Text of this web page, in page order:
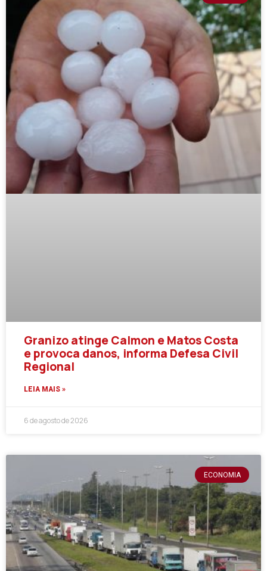
Granizo atinge Calmon e Matos Costa
e provoca danos, informa Defesa Civil
Regional
LEIA MAIS »
6 de agosto de 2026
ECONOMIA